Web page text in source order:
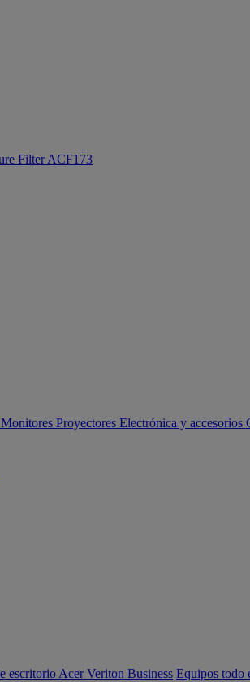
Filter ACF173
Monitores Proyectores Electrónica y accesorios
escritorio Acer Veriton Business Equipos todo